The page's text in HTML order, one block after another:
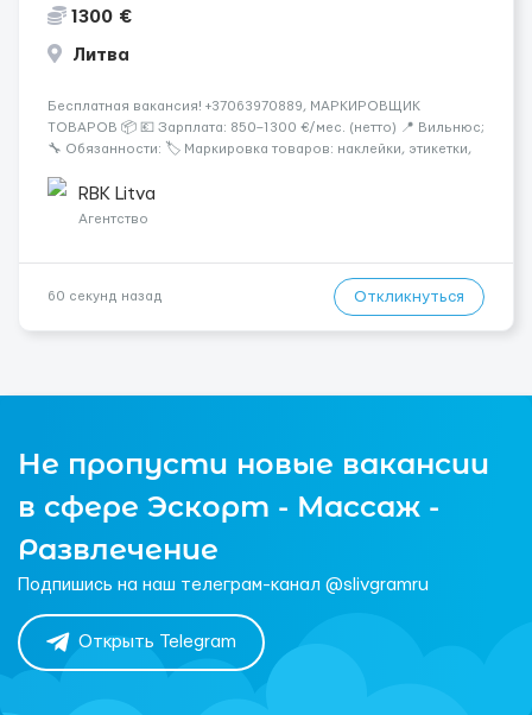
1300 €
Литва
Бесплатная вакансия! +37063970889, МАРКИРОВЩИК
ТОВАРОВ 📦 💶 Зарплата: 850–1300 €/мес. (нетто) 📍 Вильнюс;
🔧 Обязанности: 🏷️ Маркировка товаров: наклейки, этикетки,
косметика и др. 👨‍🏫 Всему обучаем на месте — опы...
RBK Litva
Агентство
60 секунд назад Откликнуться
Не пропусти новые вакансии
в сфере Эскорт - Массаж -
Развлечение
Подпишись на наш телеграм-канал @slivgramru
Открыть Telegram